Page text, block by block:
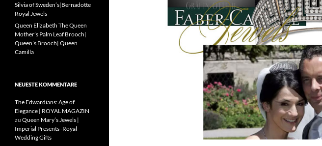
Silvia of Sweden’s|Bernadotte
Royal Jewels
Queen Elizabeth The Queen
Mother’s Palm Leaf Brooch|
Queen’s Brooch| Queen
Camilla
NEUESTE KOMMENTARE
The Edwardians: Age of
Elegance | ROYAL MAGAZIN
zu Queen Mary’s Jewels |
Imperial Presents -Royal
Wedding Gifts